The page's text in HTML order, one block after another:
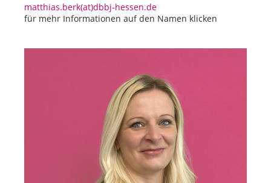
matthias.berk(at)dbbj-hessen.de
für mehr Informationen auf den Namen klicken